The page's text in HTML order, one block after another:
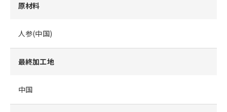
原材料
人参(中国)
最終加工地
中国